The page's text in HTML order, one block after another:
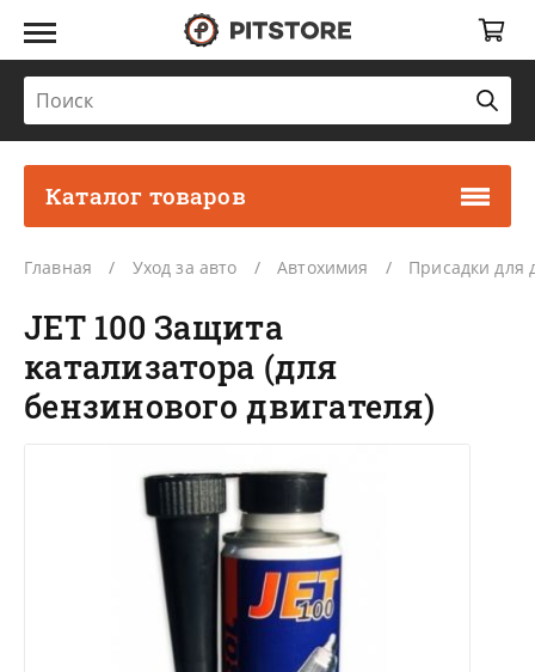
Каталог товаров
Главная Уход за авто Автохимия Присадки для
JET 100 Защита
катализатора (для
бензинового двигателя)